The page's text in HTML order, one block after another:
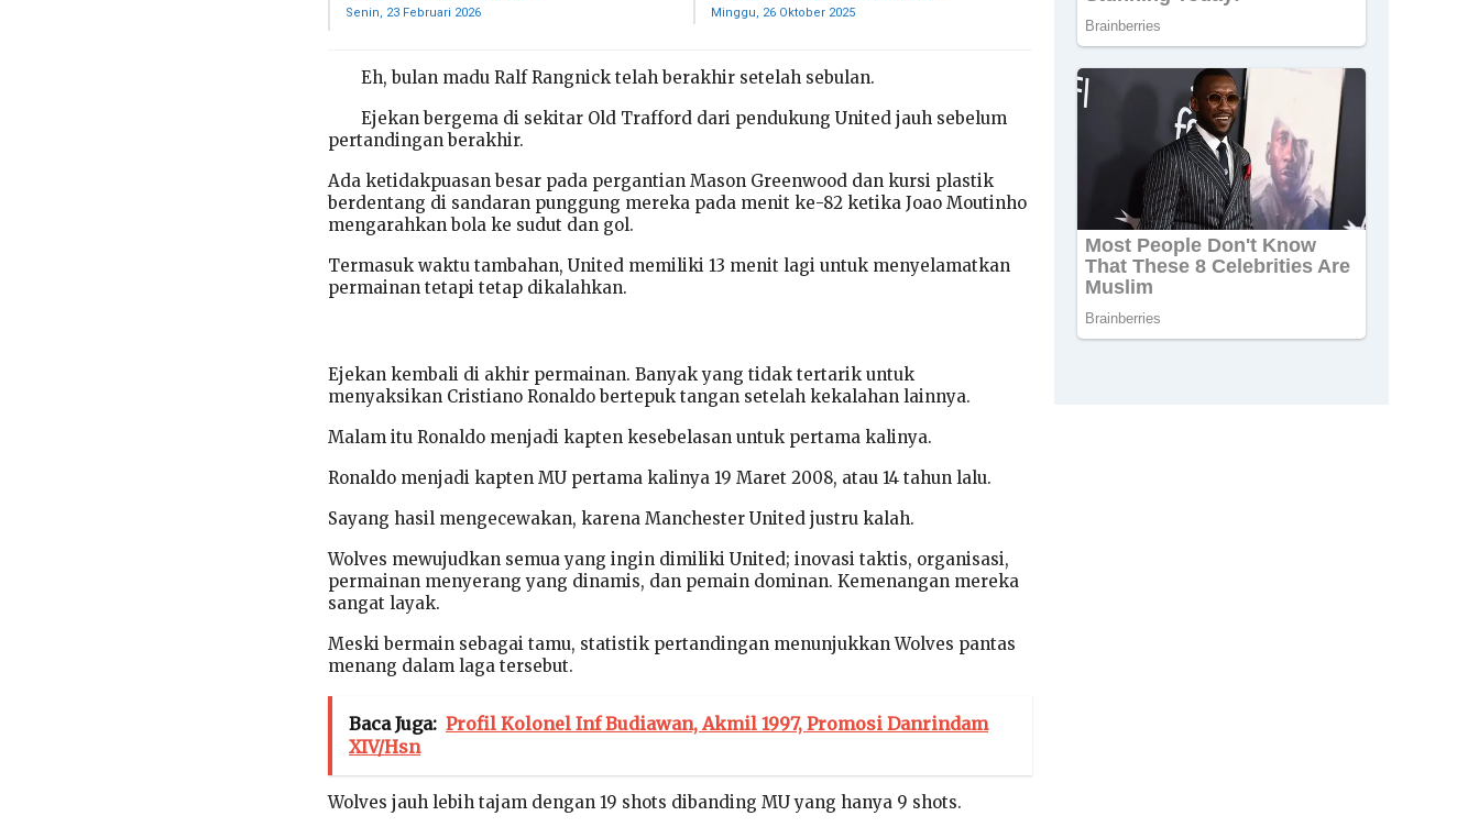
Senin, 23 Februari 2026 Minggu, 26 Oktober 2025
Eh, bulan madu Ralf Rangnick telah berakhir setelah sebulan.
Ejekan bergema di sekitar Old Trafford dari pendukung United jauh sebelum
pertandingan berakhir.
Ada ketidakpuasan besar pada pergantian Mason Greenwood dan kursi plastik
berdentang di sandaran punggung mereka pada menit ke-82 ketika Joao Moutinho
mengarahkan bola ke sudut dan gol.
Termasuk waktu tambahan, United memiliki 13 menit lagi untuk menyelamatkan
permainan tetapi tetap dikalahkan.
Ejekan kembali di akhir permainan. Banyak yang tidak tertarik untuk
menyaksikan Cristiano Ronaldo bertepuk tangan setelah kekalahan lainnya.
Malam itu Ronaldo menjadi kapten kesebelasan untuk pertama kalinya.
Ronaldo menjadi kapten MU pertama kalinya 19 Maret 2008, atau 14 tahun lalu.
Sayang hasil mengecewakan, karena Manchester United justru kalah.
Wolves mewujudkan semua yang ingin dimiliki United; inovasi taktis, organisasi,
permainan menyerang yang dinamis, dan pemain dominan. Kemenangan mereka
sangat layak.
Meski bermain sebagai tamu, statistik pertandingan menunjukkan Wolves pantas
menang dalam laga tersebut.
Baca Juga: Profil Kolonel Inf Budiawan, Akmil 1997, Promosi Danrindam
XIV/Hsn
Wolves jauh lebih tajam dengan 19 shots dibanding MU yang hanya 9 shots.